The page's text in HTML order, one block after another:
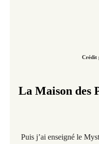
Crédit
La Maison des
Puis j’ai enseigné le